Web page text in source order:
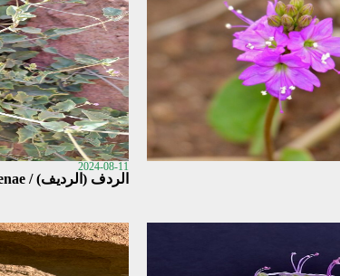
2024-08-11
الردف (الرديف) / Commicarpus helenae